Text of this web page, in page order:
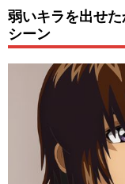
弱いキラを出せ
シーン